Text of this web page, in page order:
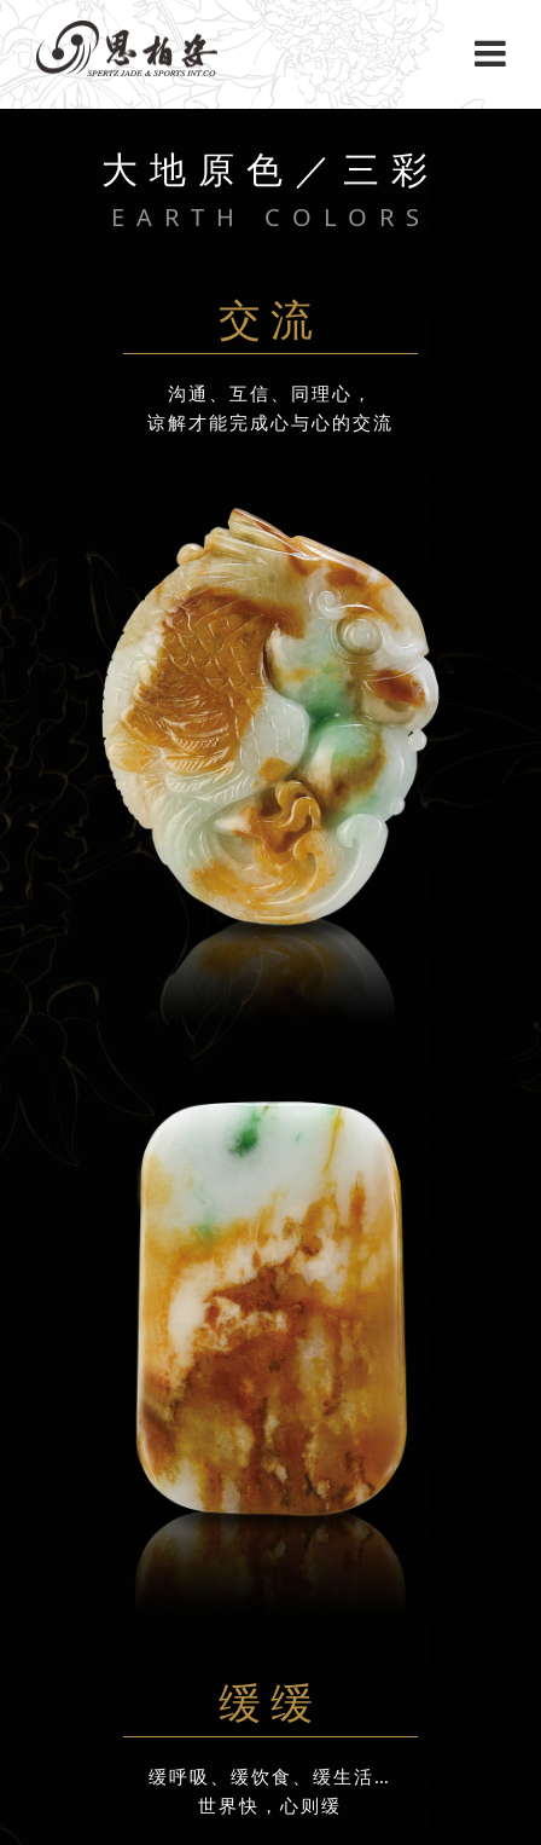
大地原色／三彩
EARTH COLORS
交流
沟通、互信、同理心，
谅解才能完成心与心的交流
缓缓
缓呼吸、缓饮食、缓生活…
世界快，心则缓